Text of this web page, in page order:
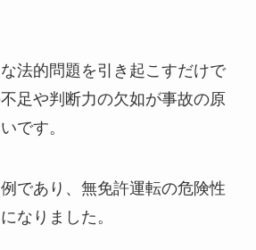
法的問題を引き起こすだけで
足や判断力の欠如が事故の原
です。
であり、無免許運転の危険性
なりました。